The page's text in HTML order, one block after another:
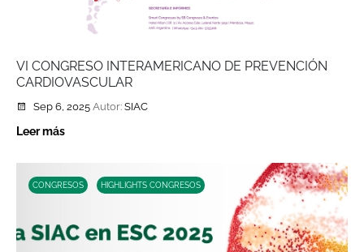
VI CONGRESO INTERAMERICANO DE PREVENCIÓN
CARDIOVASCULAR
Sep 6, 2025 Autor: SIAC
Leer más
CONGRESOS HIGHLIGHTS CONGRESOS